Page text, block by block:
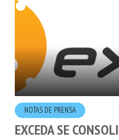
NOTAS DE PRENSA
EXCEDA SE